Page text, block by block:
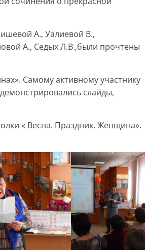
А., Уалиевой В.,
А., Седых Л.В.,были прочтены
Самому активному участнику
слайды,
« Весна. Праздник. Женщина».